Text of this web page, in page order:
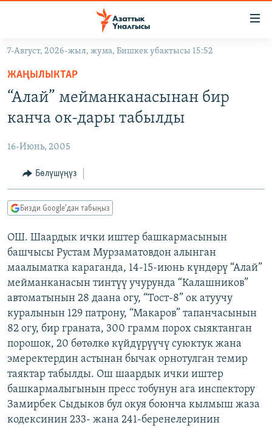
Навигацияга
өтүңүз
Издөөгө
салыңыз
КЫРГЫЗСТАН
ЭКОНОМИКА
МАДАНИЯТ
БОРБОР АЗИЯ
АТАЙЫН ИЛИКТӨӨ
ТВ ПРОГРАММАЛАР
ЭКСПЕРТТЕР ТАЛДАЙТ
БИЗ ЖАНА ДҮЙНӨ
ЭЖЕ-СИҢДИЛЕР
ЫҢГАЙСЫЗ СУРООЛОР
ӨЗГӨЧӨ ПИКИР
Русский
ОНЛАЙН ШЕРИНЕ
ЭЕ/АРнун бардык сайттары
7-Август, 2026-жыл, жума, Бишкек убактысы 15:52
ЖАҢЫЛЫКТАР
“Алай” мейманканасынан бир
канча ок-дары табылды
16-Июнь, 2005
Бөлүшүңүз
Бизди Google'дан табыңыз
ОШ. Шаардык ички иштер башкармасынын
башчысы Рустам Мурзаматовдон алынган
маалыматка караганда, 14-15-июнь күндөрү “Алай”
мейманканасын тинтүү учурунда “Калашников”
автоматынын 28 даана огу, “Тост-8” ок атуучу
куралынын 129 патрону, “Макаров” тапанчасынын
82 огу, бир граната, 300 грамм порох сыяктанган
порошок, 20 бөтөлкө күйдүрүүчү суюктук жана
эмеректердин астынан бычак орнотулган темир
таяктар табылды. Ош шаардык ички иштер
башкармалыгынын пресс тобунун ага инспектору
Замирбек Сыдыков бул окуя боюнча кылмыш жаза
кодексинин 233- жана 241-беренелеринин